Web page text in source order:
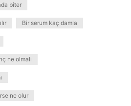
biter
Bir serum kaç damla
ne olmalı
ne olur